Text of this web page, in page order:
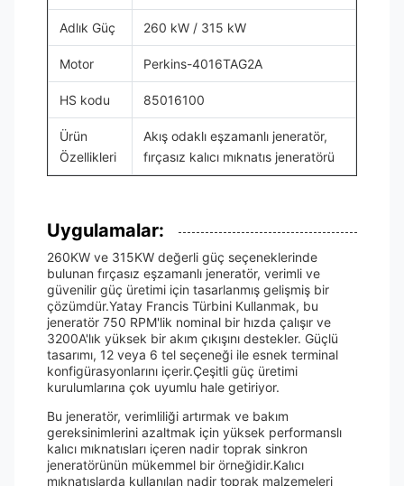
Adlık Güç 260 kW / 315 kW
Motor Perkins-4016TAG2A
HS kodu 85016100
Ürün
Özellikleri
Akış odaklı eşzamanlı jeneratör,
fırçasız kalıcı mıknatıs jeneratörü
Uygulamalar:
260KW ve 315KW değerli güç seçeneklerinde
bulunan fırçasız eşzamanlı jeneratör, verimli ve
güvenilir güç üretimi için tasarlanmış gelişmiş bir
çözümdür.Yatay Francis Türbini Kullanmak, bu
jeneratör 750 RPM'lik nominal bir hızda çalışır ve
3200A'lık yüksek bir akım çıkışını destekler. Güçlü
tasarımı, 12 veya 6 tel seçeneği ile esnek terminal
konfigürasyonlarını içerir.Çeşitli güç üretimi
kurulumlarına çok uyumlu hale getiriyor.
Bu jeneratör, verimliliği artırmak ve bakım
gereksinimlerini azaltmak için yüksek performanslı
kalıcı mıknatısları içeren nadir toprak sinkron
jeneratörünün mükemmel bir örneğidir.Kalıcı
mıknatıslarda kullanılan nadir toprak malzemeleri